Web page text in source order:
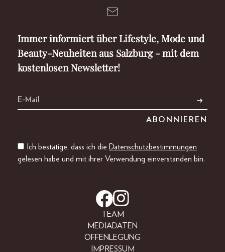
Immer informiert über Lifestyle, Mode und
Beauty-Neuheiten aus Salzburg - mit dem
kostenlosen Newsletter!
Ich bestätige, dass ich die Datenschutzbestimmungen
gelesen habe und mit ihrer Verwendung einverstanden bin.
TEAM
MEDIADATEN
OFFENLEGUNG
IMPRESSUM